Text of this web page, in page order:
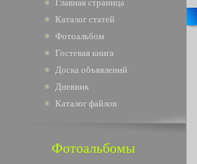
Главная страница
Каталог статей
Фотоальбом
Гостевая книга
Доска объявлений
Дневник
Каталог файлов
Фотоальбомы